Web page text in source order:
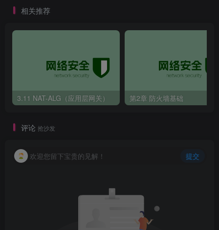
相关推荐
3.11 NAT-ALG（应用层网关） 第2章 防火墙基础
评论 抢沙发
欢迎您留下宝贵的见解！ 提交